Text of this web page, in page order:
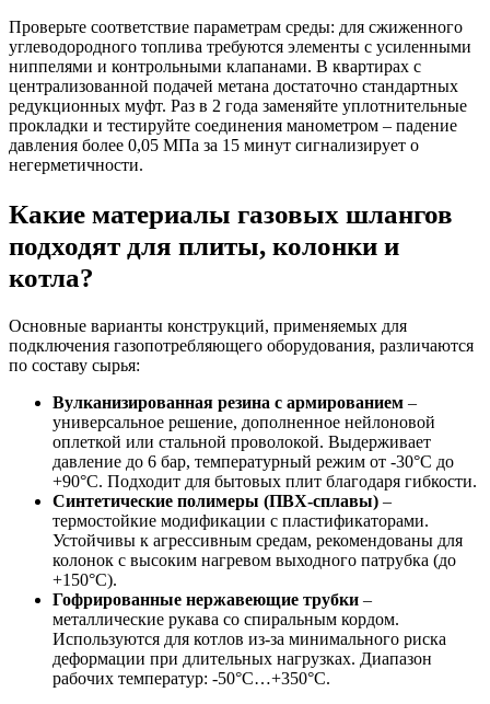
Проверьте соответствие параметрам среды: для сжиженного
углеводородного топлива требуются элементы с усиленными
ниппелями и контрольными клапанами. В квартирах с
централизованной подачей метана достаточно стандартных
редукционных муфт. Раз в 2 года заменяйте уплотнительные
прокладки и тестируйте соединения манометром – падение
давления более 0,05 МПа за 15 минут сигнализирует о
негерметичности.
Какие материалы газовых шлангов
подходят для плиты, колонки и
котла?
Основные варианты конструкций, применяемых для
подключения газопотребляющего оборудования, различаются
по составу сырья:
Вулканизированная резина с армированием –
универсальное решение, дополненное нейлоновой
оплеткой или стальной проволокой. Выдерживает
давление до 6 бар, температурный режим от -30°C до
+90°C. Подходит для бытовых плит благодаря гибкости.
Синтетические полимеры (ПВХ-сплавы) –
термостойкие модификации с пластификаторами.
Устойчивы к агрессивным средам, рекомендованы для
колонок с высоким нагревом выходного патрубка (до
+150°C).
Гофрированные нержавеющие трубки –
металлические рукава со спиральным кордом.
Используются для котлов из-за минимального риска
деформации при длительных нагрузках. Диапазон
рабочих температур: -50°C…+350°C.